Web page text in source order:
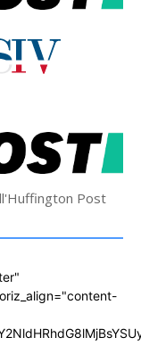
Post